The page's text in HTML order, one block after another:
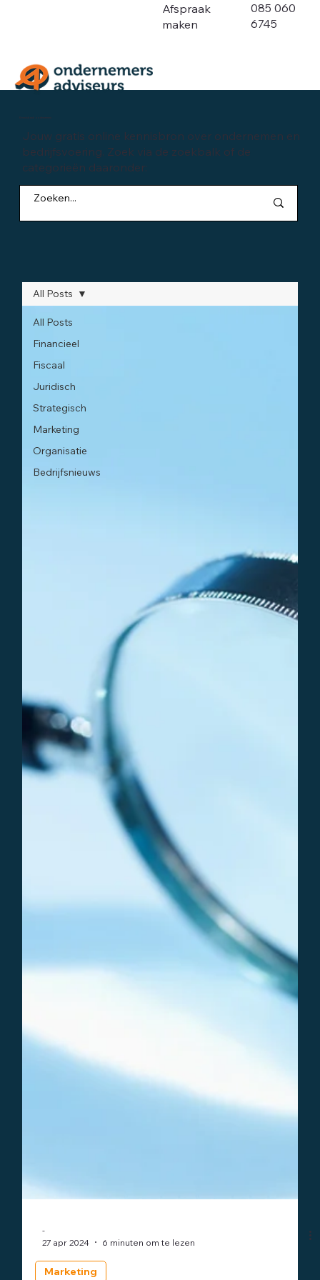
Afspraak
maken
085 060
6745
Kennisbank ondernemen
Jouw gratis online kennisbron over ondernemen en
bedrijfsvoering. Zoek via de zoekbalk of de
categorieën daaronder:
All Posts
Financieel
Fiscaal
Juridisch
Strategisch
Marketing
Organisatie
Bedrijfsnieuws
All Posts
27 apr 2024